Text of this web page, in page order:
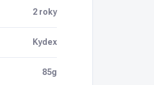
2 roky
Kydex
85g